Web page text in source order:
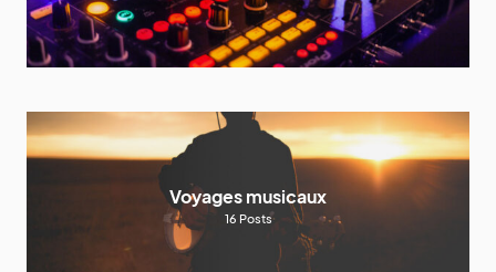
Voyages musicaux
16 Posts